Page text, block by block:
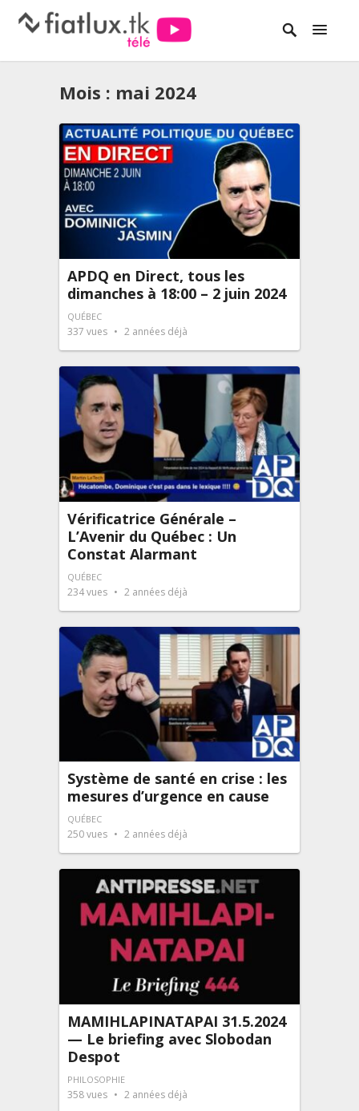
Mois : mai 2024
APDQ en Direct, tous les
dimanches à 18:00 – 2 juin 2024
QUÉBEC
337 vues 2 années déjà
Vérificatrice Générale –
L’Avenir du Québec : Un
Constat Alarmant
QUÉBEC
234vues 2 années déjà
Système de santé en crise : les
mesures d’urgence en cause
QUÉBEC
250vues 2 années déjà
MAMIHLAPINATAPAI 31.5.2024
— Le briefing avec Slobodan
Despot
PHILOSOPHIE
358vues 2 années déjà